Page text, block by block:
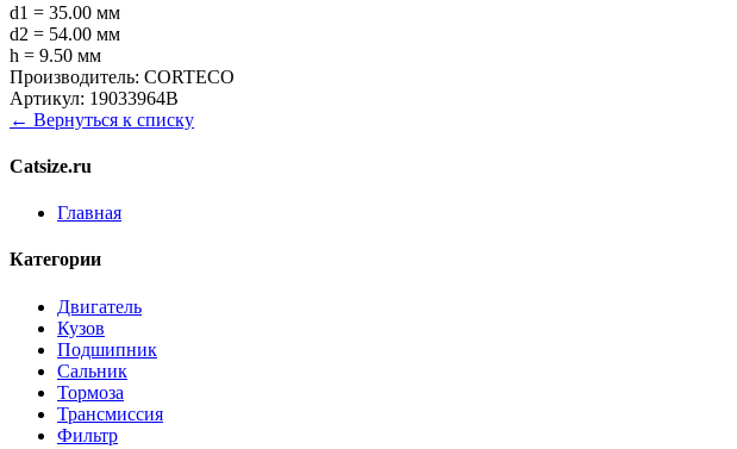
d1 = 35.00 мм
d2 = 54.00 мм
h = 9.50 мм
Производитель: CORTECO
Артикул: 19033964B
← Вернуться к списку
Catsize.ru
Главная
Категории
Двигатель
Кузов
Подшипник
Сальник
Тормоза
Трансмиссия
Фильтр